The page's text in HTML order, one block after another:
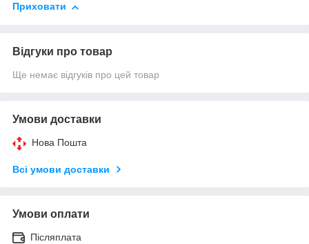
Приховати
Відгуки про товар
Ще немає відгуків про цей товар
Умови доставки
Нова Пошта
Всі умови доставки
Умови оплати
Післяплата